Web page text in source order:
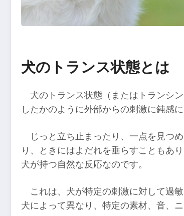
犬のトランス状態とは
犬のトランス状態（またはトランシ
したかのように外部からの刺激に鈍感
じっと立ち止まったり、一点を見つ
り、ときにはよだれを垂らすこともあ
犬が持つ自然な反応なのです。
これは、犬が特定の刺激に対して過
犬によって異なり、特定の素材、音、